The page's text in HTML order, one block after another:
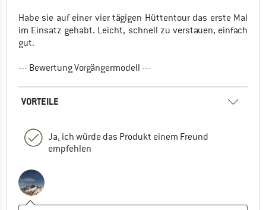
Habe sie auf einer vier tägigen Hüttentour das erste Mal
im Einsatz gehabt. Leicht, schnell zu verstauen, einfach
gut.
--- Bewertung Vorgängermodell ---
VORTEILE
Ja, ich würde das Produkt einem Freund
empfehlen